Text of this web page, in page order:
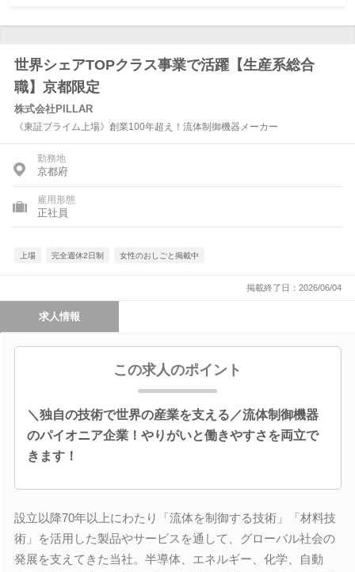
世界シェアTOPクラス事業で活躍【生産系総合
職】京都限定
株式会社PILLAR
《東証プライム上場》創業100年超え！流体制御機器メーカー
勤務地
京都府
雇用形態
正社員
上場 完全週休2日制 女性のおしごと掲載中
掲載終了日：2026/06/04
求人情報
この求人のポイント
＼独自の技術で世界の産業を支える／流体制御機器
のパイオニア企業！やりがいと働きやすさを両立で
きます！
設立以降70年以上にわたり「流体を制御する技術」「材料技
術」を活用した製品やサービスを通して、グローバル社会の
発展を支えてきた当社。半導体、エネルギー、化学、自動